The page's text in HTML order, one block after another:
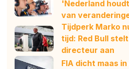
'Nederland
van
Tijdperk Marko
tijd: Red Bull
directeur aan
FIA dicht maas